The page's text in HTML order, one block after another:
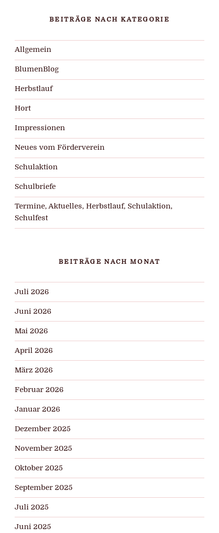
BEITRÄGE NACH KATEGORIE
Allgemein
BlumenBlog
Herbstlauf
Hort
Impressionen
Neues vom Förderverein
Schulaktion
Schulbriefe
Termine, Aktuelles, Herbstlauf, Schulaktion,
Schulfest
BEITRÄGE NACH MONAT
Juli 2026
Juni 2026
Mai 2026
April 2026
März 2026
Februar 2026
Januar 2026
Dezember 2025
November 2025
Oktober 2025
September 2025
Juli 2025
Juni 2025